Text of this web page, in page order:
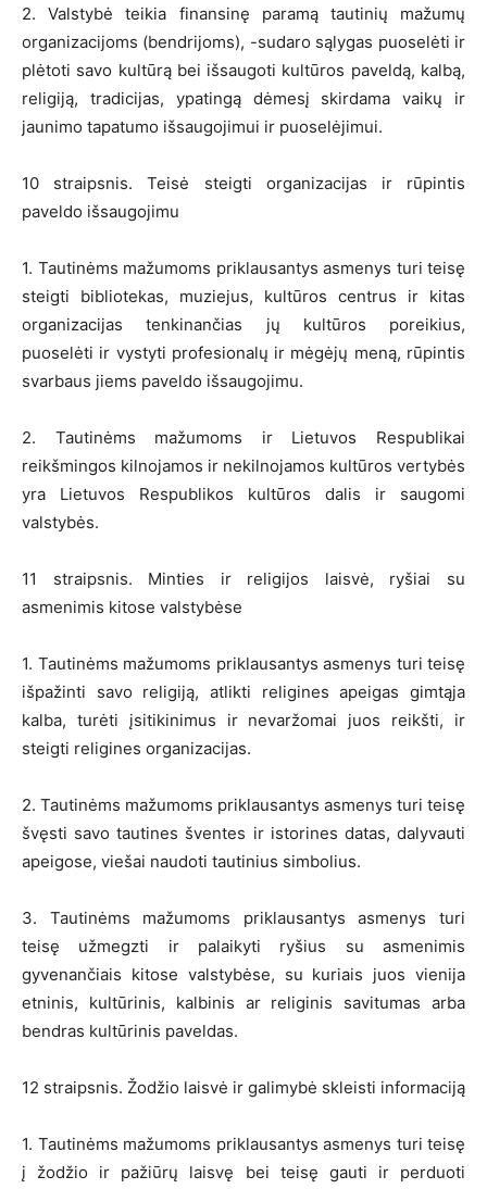
2. Valstybė teikia finansinę paramą tautinių mažumų
organizacijoms (bendrijoms), -sudaro sąlygas puoselėti ir
plėtoti savo kultūrą bei išsaugoti kultūros paveldą, kalbą,
religiją, tradicijas, ypatingą dėmesį skirdama vaikų ir
jaunimo tapatumo išsaugojimui ir puoselėjimui.
10 straipsnis. Teisė steigti organizacijas ir rūpintis
paveldo išsaugojimu
1. Tautinėms mažumoms priklausantys asmenys turi teisę
steigti bibliotekas, muziejus, kultūros centrus ir kitas
organizacijas tenkinančias jų kultūros poreikius,
puoselėti ir vystyti profesionalų ir mėgėjų meną, rūpintis
svarbaus jiems paveldo išsaugojimu.
2. Tautinėms mažumoms ir Lietuvos Respublikai
reikšmingos kilnojamos ir nekilnojamos kultūros vertybės
yra Lietuvos Respublikos kultūros dalis ir saugomi
valstybės.
11 straipsnis. Minties ir religijos laisvė, ryšiai su
asmenimis kitose valstybėse
1. Tautinėms mažumoms priklausantys asmenys turi teisę
išpažinti savo religiją, atlikti religines apeigas gimtąja
kalba, turėti įsitikinimus ir nevaržomai juos reikšti, ir
steigti religines organizacijas.
2. Tautinėms mažumoms priklausantys asmenys turi teisę
švęsti savo tautines šventes ir istorines datas, dalyvauti
apeigose, viešai naudoti tautinius simbolius.
3. Tautinėms mažumoms priklausantys asmenys turi
teisę užmegzti ir palaikyti ryšius su asmenimis
gyvenančiais kitose valstybėse, su kuriais juos vienija
etninis, kultūrinis, kalbinis ar religinis savitumas arba
bendras kultūrinis paveldas.
12 straipsnis. Žodžio laisvė ir galimybė skleisti informaciją
1. Tautinėms mažumoms priklausantys asmenys turi teisę
į žodžio ir pažiūrų laisvę bei teisę gauti ir perduoti